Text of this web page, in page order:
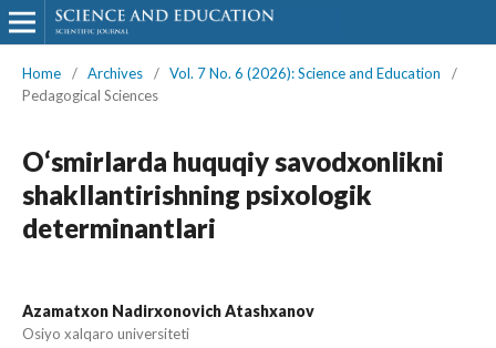
Home / Archives / Vol. 7 No. 6 (2026): Science and Education
/
Pedagogical Sciences
O‘smirlarda huquqiy savodxonlikni
shakllantirishning psixologik
determinantlari
Azamatxon Nadirxonovich Atashxanov
Osiyo xalqaro universiteti